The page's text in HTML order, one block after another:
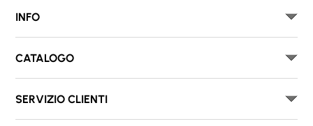
INFO
CATALOGO
SERVIZIO CLIENTI